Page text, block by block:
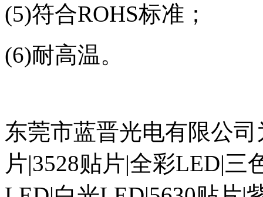
(5)符合ROHS标准；
(6)耐高温。
东莞市蓝晋光电有限公
片|3528贴片|全彩LED|